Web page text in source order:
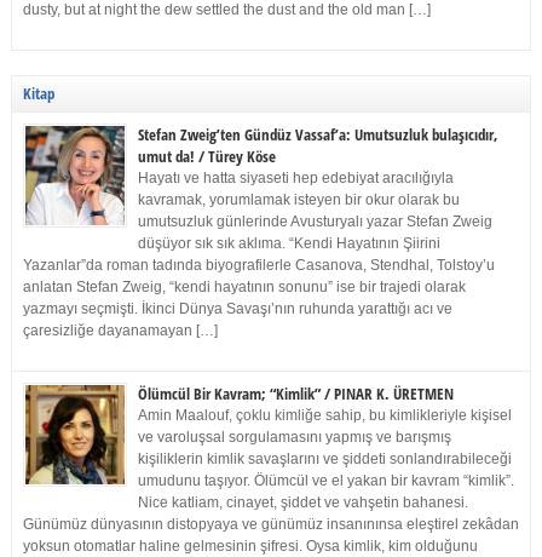
dusty, but at night the dew settled the dust and the old man […]
Kitap
Stefan Zweig’ten Gündüz Vassaf’a: Umutsuzluk bulaşıcıdır,
umut da! / Türey Köse
Hayatı ve hatta siyaseti hep edebiyat aracılığıyla
kavramak, yorumlamak isteyen bir okur olarak bu
umutsuzluk günlerinde Avusturyalı yazar Stefan Zweig
düşüyor sık sık aklıma. “Kendi Hayatının Şiirini
Yazanlar”da roman tadında biyografilerle Casanova, Stendhal, Tolstoy’u
anlatan Stefan Zweig, “kendi hayatının sonunu” ise bir trajedi olarak
yazmayı seçmişti. İkinci Dünya Savaşı’nın ruhunda yarattığı acı ve
çaresizliğe dayanamayan […]
Ölümcül Bir Kavram; “Kimlik” / PINAR K. ÜRETMEN
Amin Maalouf, çoklu kimliğe sahip, bu kimlikleriyle kişisel
ve varoluşsal sorgulamasını yapmış ve barışmış
kişiliklerin kimlik savaşlarını ve şiddeti sonlandırabileceği
umudunu taşıyor. Ölümcül ve el yakan bir kavram “kimlik”.
Nice katliam, cinayet, şiddet ve vahşetin bahanesi.
Günümüz dünyasının distopyaya ve günümüz insanınınsa eleştirel zekâdan
yoksun otomatlar haline gelmesinin şifresi. Oysa kimlik, kim olduğunu